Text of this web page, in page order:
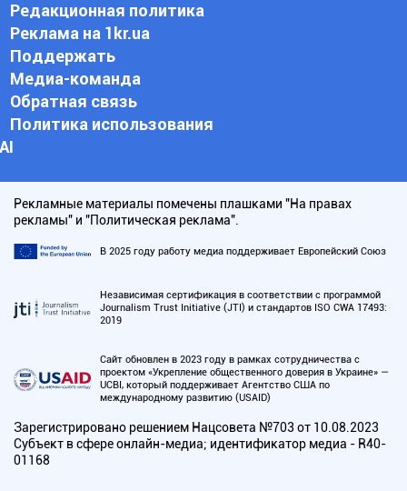
Редакционная политика
Реклама на 1kr.ua
Поддержать
Медиа-команда
Обратная связь
Политика использования
АI
Рекламные материалы помечены плашками "На правах
рекламы" и "Политическая реклама".
В 2025 году работу медиа поддерживает Европейский Союз
Независимая сертификация в соответствии с программой
Journalism Trust Initiative (JTI) и стандартов ISO CWA 17493:
2019
Сайт обновлен в 2023 году в рамках сотрудничества с
проектом «Укрепление общественного доверия в Украине» —
UCBI, который поддерживает Агентство США по
международному развитию (USAID)
Зарегистрировано решением Нацсовета №703 от 10.08.2023
Субъект в сфере онлайн-медиа; идентификатор медиа - R40-
01168